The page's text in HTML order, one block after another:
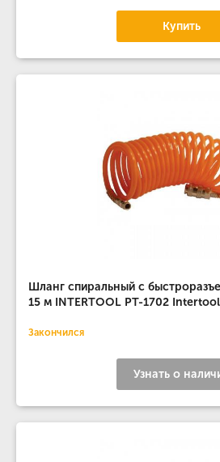
Купить
Шланг спиральный с
15 м INTERTOOL PT-1702 Intertool
Закончился
Узнать о